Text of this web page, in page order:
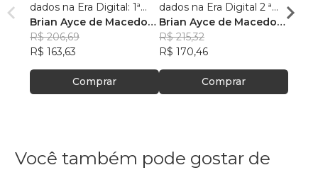
dados na Era Digital: 1ª
Edição.
Brian Ayce de Macedo
Marinho
R$ 206,69
R$ 163,63
Comprar
dados na Era Digital 2 ª
Edição:
Brian Ayce de Macedo
Marinho
R$ 215,32
R$ 170,46
Comprar
Você também pode gostar de